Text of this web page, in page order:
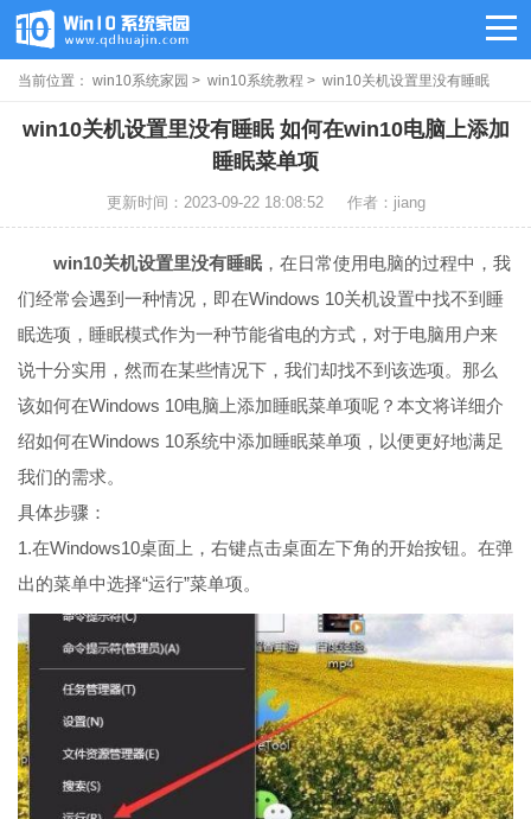
当前位置： win10系统家园 > win10系统教程 > win10关机设置里没有睡眠
win10关机设置里没有睡眠 如何在win10电脑上添加
睡眠菜单项
更新时间：2023-09-22 18:08:52 作者：jiang
win10关机设置里没有睡眠，在日常使用电脑的过程中，我
们经常会遇到一种情况，即在Windows 10关机设置中找不到睡
眠选项，睡眠模式作为一种节能省电的方式，对于电脑用户来
说十分实用，然而在某些情况下，我们却找不到该选项。那么
该如何在Windows 10电脑上添加睡眠菜单项呢？本文将详细介
绍如何在Windows 10系统中添加睡眠菜单项，以便更好地满足
我们的需求。
具体步骤：
1.在Windows10桌面上，右键点击桌面左下角的开始按钮。在弹
出的菜单中选择“运行”菜单项。